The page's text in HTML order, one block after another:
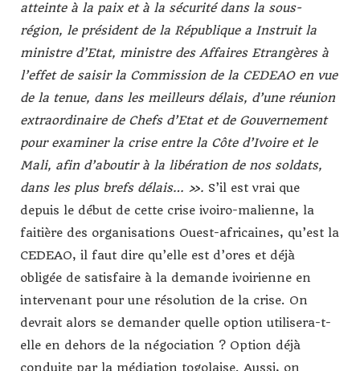
atteinte à la paix et à la sécurité dans la sous-
région, le président de la République a Instruit la
ministre d’Etat, ministre des Affaires Etrangères à
l’effet de saisir la Commission de la CEDEAO en vue
de la tenue, dans les meilleurs délais, d’une réunion
extraordinaire de Chefs d’Etat et de Gouvernement
pour examiner la crise entre la Côte d’Ivoire et le
Mali, afin d’aboutir à la libération de nos soldats,
dans les plus brefs délais… ». S’il est vrai que
depuis le début de cette crise ivoiro-malienne, la
faitière des organisations Ouest-africaines, qu’est la
CEDEAO, il faut dire qu’elle est d’ores et déjà
obligée de satisfaire à la demande ivoirienne en
intervenant pour une résolution de la crise. On
devrait alors se demander quelle option utilisera-t-
elle en dehors de la négociation ? Option déjà
conduite par la médiation togolaise. Aussi, on